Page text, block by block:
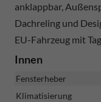
anklappbar,
Dachreling und
EU-Fahrzeug mit
Innen
Fensterheber
Klimatisierung